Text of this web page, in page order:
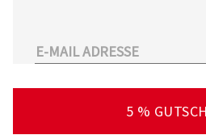
großen Anzahl an
finden –
5 %